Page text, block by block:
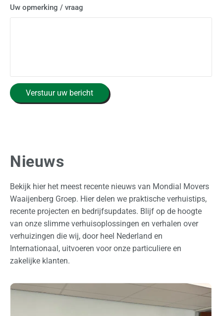
Uw opmerking / vraag
C
A
Verstuur uw bericht
Nieuws
Bekijk hier het meest recente nieuws van Mondial Movers
Waaijenberg Groep. Hier delen we praktische verhuistips,
recente projecten en bedrijfsupdates. Blijf op de hoogte
van onze slimme verhuisoplossingen en verhalen over
verhuizingen die wij, door heel Nederland en
Internationaal, uitvoeren voor onze particuliere en
zakelijke klanten.